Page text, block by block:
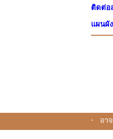
ติดต่อ
แผนผั